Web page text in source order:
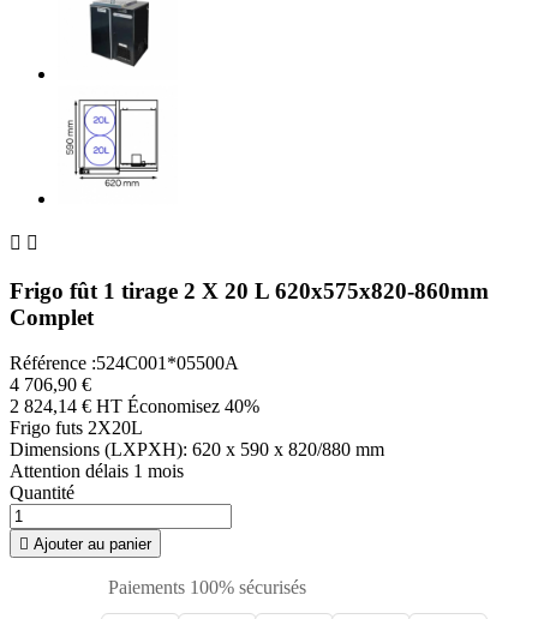
 
Frigo fût 1 tirage 2 X 20 L 620x575x820-860mm
Complet
Référence :524C001*05500A
4 706,90 €
2 824,14 € HT Économisez 40%
Frigo futs 2X20L
Dimensions (LXPXH): 620 x 590 x 820/880 mm
Attention délais 1 mois
Quantité
 Ajouter au panier
Paiements 100% sécurisés